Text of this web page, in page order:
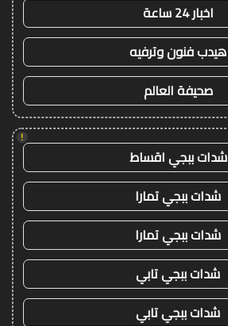
اخبار 24 ساعة
هيدب فنون وترفيه
صحيفة العالم
!
شدات ببجي اقساط
شدات ببجي تمارا
شدات ببجي تمارا
شدات ببجي تابي
شدات ببجي تابي